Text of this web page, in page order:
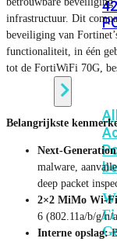
WiFi
Fi
infrastructuur. Dit
beveiliging van
functionaliteit, in één
tot de FortiWiFi 70G,
Belangrijkste
Next-
malware,
deep packet
2×2 MiMo Wi-
6 (802.11a/b/g/n/
Interne opslag: